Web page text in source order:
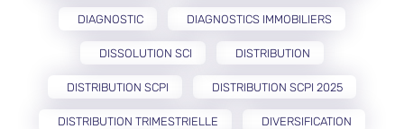
DIAGNOSTIC DIAGNOSTICS IMMOBILIERS
DISSOLUTION SCI DISTRIBUTION
DISTRIBUTION SCPI DISTRIBUTION SCPI 2025
DISTRIBUTION TRIMESTRIELLE DIVERSIFICATION